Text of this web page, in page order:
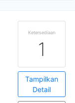
Ketersediaan
1
Tampilkan
Detail